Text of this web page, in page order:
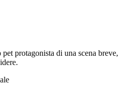
protagonista di una scena breve,